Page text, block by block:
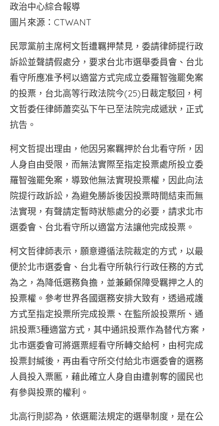
政治中心綜合報導
圖片來源：CTWANT
民眾黨前主席柯文哲遭羈押禁見，委請律師提行政
訴訟並聲請假處分，要求台北市選舉委員會、台北
看守所應准予柯以適當方式完成立委羅智強罷免案
的投票，台北高等行政法院今(25)日裁定駁回，柯
文哲委任律師蕭奕弘下午已至法院完成遞狀，正式
抗告。
柯文哲提出理由，他因另案羈押於台北看守所，因
人身自由受限，而無法實際至指定投票處所投立委
羅智強罷免案，導致他無法實現投票權，因此向法
院提行政訴訟，為避免勝訴後因投票時間結束而無
法實現，有聲請定暫時狀態處分的必要，請求北市
選委會、台北看守所以適當方法讓他完成投票。
柯文哲律師表示，願意遵循法院裁定的方式，以最
便於北市選委會、台北看守所執行行政任務的方式
為之，為降低選務負擔，並兼顧保障受羈押之人的
投票權。參考世界各國選務安排大致有，透過戒護
方式至指定投票所完成投票、在監所設投票所、通
訊投票3種適當方式，其中通訊投票作為替代方案，
北市選委會可將選票經看守所轉交給柯，由柯完成
投票封緘後，再由看守所交付給北市選委會的選務
人員投入票匭，藉此確立人身自由遭剝奪的國民也
有參與投票的權利。
北高行則認為，依選罷法規定的選舉制度，是在公